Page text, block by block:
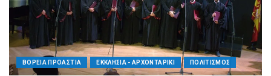
ΒΟΡΕΙΑ ΠΡΟΑΣΤΙΑ ΕΚΚΛΗΣΙΑ - ΑΡΧΟΝΤΑΡΙΚΙ ΠΟΛΙΤΙΣΜΟΣ